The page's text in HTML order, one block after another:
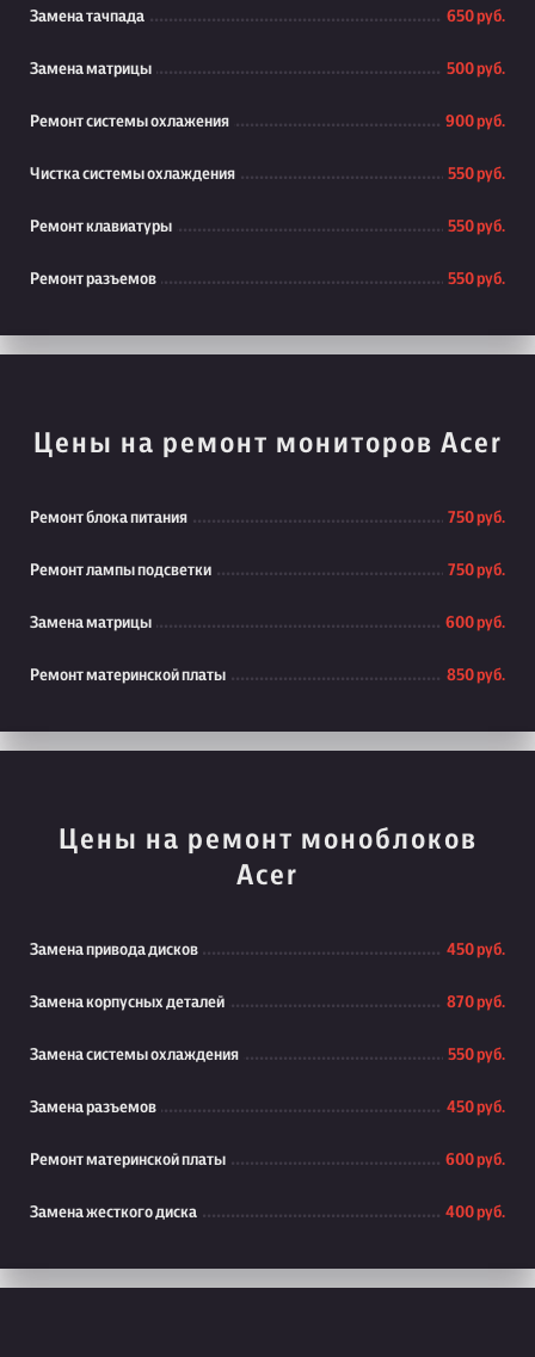
Замена тачпада 650 руб.
Замена матрицы 500 руб.
Ремонт системы охлажения 900 руб.
Чистка системы охлаждения 550 руб.
Ремонт клавиатуры 550 руб.
Ремонт разъемов 550 руб.
Цены на ремонт мониторов Acer
Ремонт блока питания 750 руб.
Ремонт лампы подсветки 750 руб.
Замена матрицы 600 руб.
Ремонт материнской платы 850 руб.
Цены на ремонт моноблоков
Acer
Замена привода дисков 450 руб.
Замена корпусных деталей 870 руб.
Замена системы охлаждения 550 руб.
Замена разъемов 450 руб.
Ремонт материнской платы 600 руб.
Замена жесткого диска 400 руб.